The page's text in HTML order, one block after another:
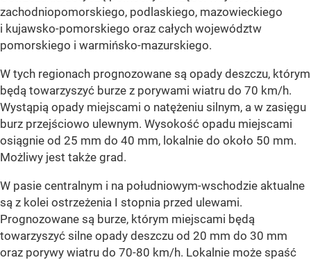
zachodniopomorskiego, podlaskiego, mazowieckiego
i kujawsko-pomorskiego oraz całych województw
pomorskiego i warmińsko-mazurskiego.
W tych regionach prognozowane są opady deszczu, którym
będą towarzyszyć burze z porywami wiatru do 70 km/h.
Wystąpią opady miejscami o natężeniu silnym, a w zasięgu
burz przejściowo ulewnym. Wysokość opadu miejscami
osiągnie od 25 mm do 40 mm, lokalnie do około 50 mm.
Możliwy jest także grad.
W pasie centralnym i na południowym-wschodzie aktualne
są z kolei ostrzeżenia I stopnia przed ulewami.
Prognozowane są burze, którym miejscami będą
towarzyszyć silne opady deszczu od 20 mm do 30 mm
oraz porywy wiatru do 70-80 km/h. Lokalnie może spaść